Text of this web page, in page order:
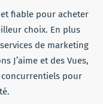
fiable pour acheter
choix. En plus
de marketing
J’aime et des Vues,
concurrentiels pour